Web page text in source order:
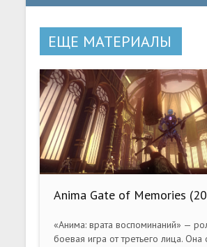
ЕЩЕ МАТЕРИАЛЫ
Anima Gate of Memories
«Анима: врата воспоминаний» —
боевая игра от третьего лица. Она